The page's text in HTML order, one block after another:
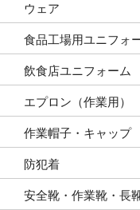
ウェア
食品工場用ユニフォ
飲食店ユニフォーム
エプロン（作業用）
作業帽子・キャップ
防犯着
安全靴・作業靴・長